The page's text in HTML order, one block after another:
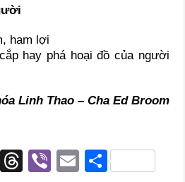
lợi
phá hoại đồ của người
Linh Thao – Cha Ed Broom
X
T
Vi
E S